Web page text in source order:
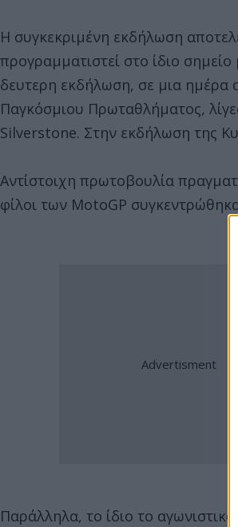
Η συγκεκριμένη εκδήλωση
προγραμματιστεί στο ίδιο
δευτερη εκδήλωση, σε μια ημέρα
Παγκόσμιου Πρωταθλήματος,
Silverstone. Στην εκδήλωση της
Αντίστοιχη πρωτοβουλία
φίλοι των MotoGP
Παράλληλα, το ίδιο το